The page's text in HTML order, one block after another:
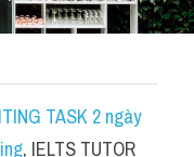
TASK 2 ngày
, IELTS TUTOR